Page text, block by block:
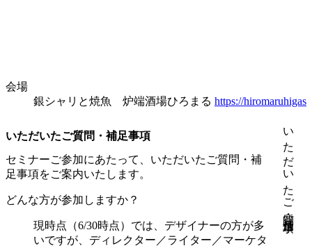
会場
銀シャリと焼魚 炉端酒場ひろまる https://
いただいたご質問・補足事項
セミナーご参加にあたって、いただいたご質問・補
足事項をご案内いたします。
どんな方が参加しますか？
現時点 （6/30時点） では、デザイナーの方が多
いですが、ディレクター／ライター／マーケタ
いただいたご質問・補足事項